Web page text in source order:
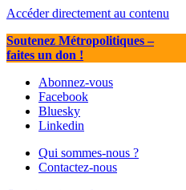
Accéder directement au contenu
Soutenez Métropolitiques–
faites un don !
Abonnez-vous
Facebook
Bluesky
Linkedin
Qui sommes-nous ?
Contactez-nous